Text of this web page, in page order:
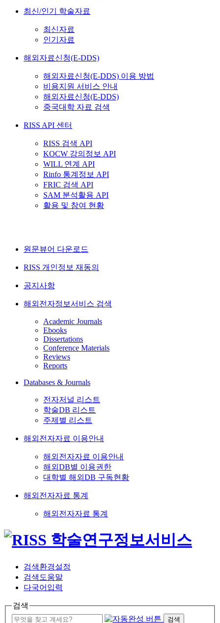
최신/인기 학술자료
최신자료
인기자료
해외자료신청(E-DDS)
해외자료신청(E-DDS) 이용 방법
비용지원 서비스 안내
해외자료신청(E-DDS)
중국대학 자료 검색
RISS API 센터
RISS 검색 API
KOCW 강의정보 API
WILL 연계 API
Rinfo 통계정보 API
FRIC 검색 API
SAM 분석활용 API
활용 및 참여 현황
원문뷰어 다운로드
RISS 개인정보 재동의
공지사항
해외전자정보서비스 검색
Academic Journals
Ebooks
Dissertations
Conference Materials
Reviews
Reports
Databases & Journals
전자저널 리스트
학술DB 리스트
주제별 리스트
해외전자자료 이용안내
해외전자자료 이용안내
해외DB별 이용권한
대학별 해외DB 구독현황
해외전자자료 통계
해외전자자료 통계
검색환경설정
검색도움말
다국어입력
검색
검색